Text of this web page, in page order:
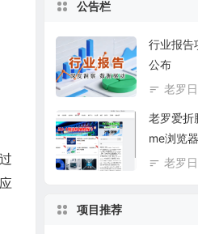
公告栏
行业报告
公布
老罗
老罗爱折
me浏览
中 老罗
项目推荐